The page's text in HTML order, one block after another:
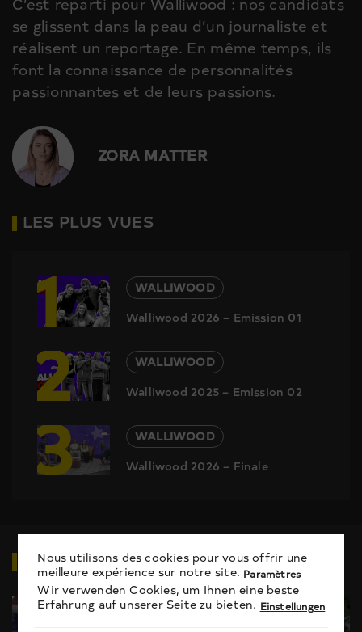
se glissent dans la peau d’un journaliste et
réalisent un reportage. En même temps, ils
font la connaissance de personnalités
passionnantes et de leurs passions.
ZORA MATTER
LES PLUS VUES
1
WALLIWOOD
Walliwood 2026 – Emission 01
2
WALLIWOOD
Walliwood 2025 – Emission 02
3
WALLIWOOD
Walliwood 2026 – Finale
VIDÉOSEN RELATION
Nous utilisons des cookies pour vous offrir une
meilleure expérience sur notre site. Paramètres
Wir verwenden Cookies, um Ihnen eine beste
Erfahrung auf unserer Seite zu bieten. Einstellungen